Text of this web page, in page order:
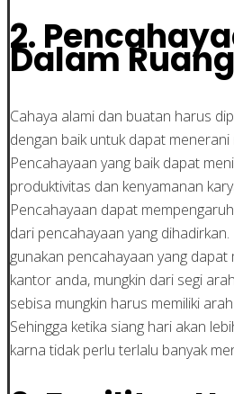
2.
Dalam
Cahaya alami dan buatan harus
dengan baik untuk dapat menerani
Pencahayaan yang baik dapat
produktivitas dan kenyamanan
Pencahayaan dapat
dari pencahayaan yang
gunakan pencahayaan yang dapat
kantor anda, mungkin dari segi
sebisa mungkin harus memiliki
Sehingga ketika siang hari akan
karna tidak perlu terlalu banyak